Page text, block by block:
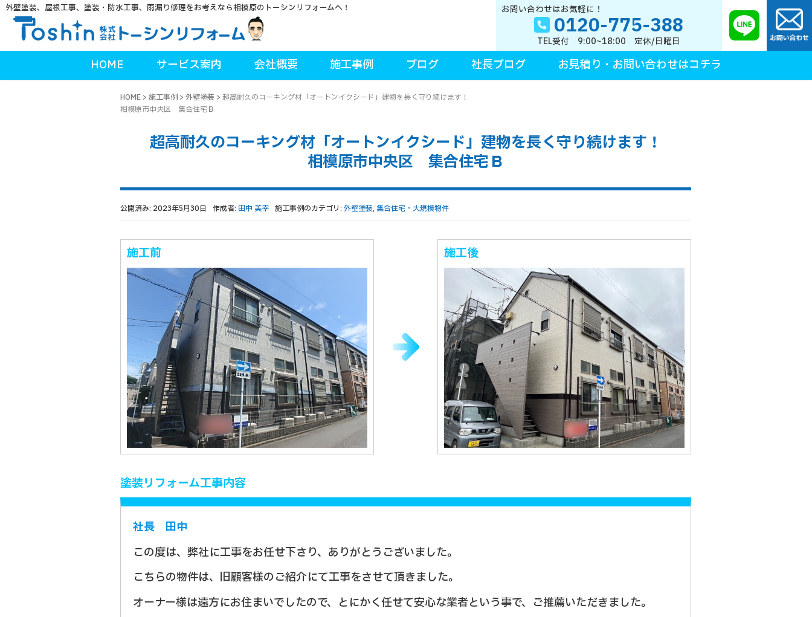
外壁塗装、屋根工事、塗装・防水工事、雨漏り修理をお考えなら相模原のトーシンリフォームへ！ お問い合わせはお気軽に！
0120-775-388
TEL受付 9:00~18:00 定休/日曜日
HOME サービス案内 会社概要 施工事例 ブログ 社長ブログ お見積り・お問い合わせはコチラ
HOME >施工事例 >外壁塗装 >超高耐久のコーキング材「オートンイクシード」建物を長く守り続けます！
相模原市中央区 集合住宅Ｂ
超高耐久のコーキング材「オートンイクシード」建物を長く守り続けます！
相模原市中央区 集合住宅Ｂ
公開済み: 2023年5月30日 作成者: 田中 美幸 施工事例のカテゴリ:外壁塗装, 集合住宅・大規模物件
施工前 施工後
塗装リフォーム工事内容
社長 田中
この度は、弊社に工事をお任せ下さり、ありがとうございました。
こちらの物件は、旧顧客様のご紹介にて工事をさせて頂きました。
オーナー様は遠方にお住まいでしたので、とにかく任せて安心な業者という事で、ご推薦いただきました。